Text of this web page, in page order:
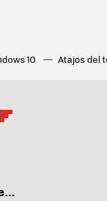
10 Atajos del